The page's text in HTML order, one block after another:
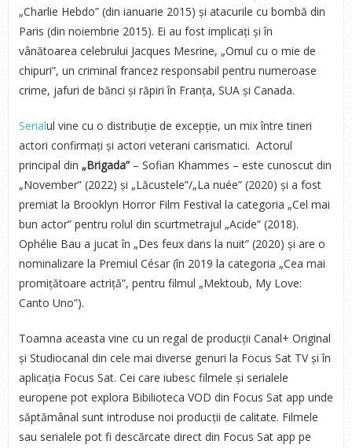
„Charlie Hebdo” (din ianuarie 2015) și atacurile cu bombă din
Paris (din noiembrie 2015). Ei au fost implicați și în
vânătoarea celebrului Jacques Mesrine, „Omul cu o mie de
chipuri”, un criminal francez responsabil pentru numeroase
crime, jafuri de bănci și răpiri în Franța, SUA și Canada.
Serialul vine cu o distribuție de excepție, un mix între tineri
actori confirmați și actori veterani carismatici. Actorul
principal din „Brigada”– Sofian Khammes – este cunoscut din
„November” (2022) și „Lăcustele”/„La nuée” (2020) și a fost
premiat la Brooklyn Horror Film Festival la categoria „Cel mai
bun actor” pentru rolul din scurtmetrajul „Acide” (2018).
Ophélie Bau a jucat în „Des feux dans la nuit” (2020) și are o
nominalizare la Premiul César (în 2019 la categoria „Cea mai
promițătoare actriță”, pentru filmul „Mektoub, My Love:
Canto Uno”).
Toamna aceasta vine cu un regal de producții Canal+ Original
și Studiocanal din cele mai diverse genuri la Focus Sat TV și în
aplicația Focus Sat. Cei care iubesc filmele și serialele
europene pot explora Bibilioteca VOD din Focus Sat app unde
săptămânal sunt introduse noi producții de calitate. Filmele
sau serialele pot fi descărcate direct din Focus Sat app pe